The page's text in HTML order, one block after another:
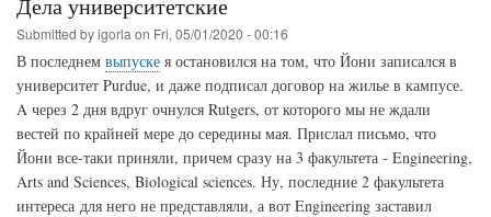
Submitted byigorla on Fri, 05/01/2020 - 00:16
В последнем выпуске я остановился на том, что Йони записался в
университет Purdue, и даже подписал договор на жилье в кампусе.
A через 2 дня вдруг очнулся Rutgers, от которого мы не ждали
вестей по крайней мере до середины мая. Прислал письмо, что
Йони все-таки приняли, причем сразу на 3 факультета - Engineering,
Arts and Sciences, Biological sciences. Ну, последние 2 факультета
интереса для него не представляли, а вот Engineering заставил